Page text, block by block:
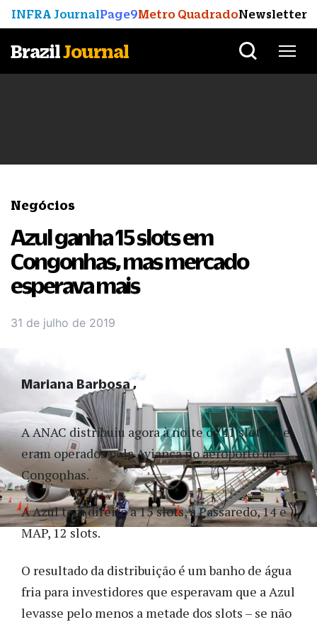
INFRA JournalPage9Metro QuadradoNewsletter
BrazilJournal
Negócios
Azul ganha 15 slots em
Congonhas, mas mercado
esperava mais
31 de julho de 2019
A ANAC distribuiu agora à noite os 41 slots que
eram operados pela Avianca no aeroporto de
Congonhas.
A Azul terá direito a 15 slots, a Passaredo, 14 e
MAP, 12 slots.
O resultado da distribuição é um banho de água
fria para investidores que esperavam que a Azul
levasse pelo menos a metade dos slots – se não
Mariana Barbosa